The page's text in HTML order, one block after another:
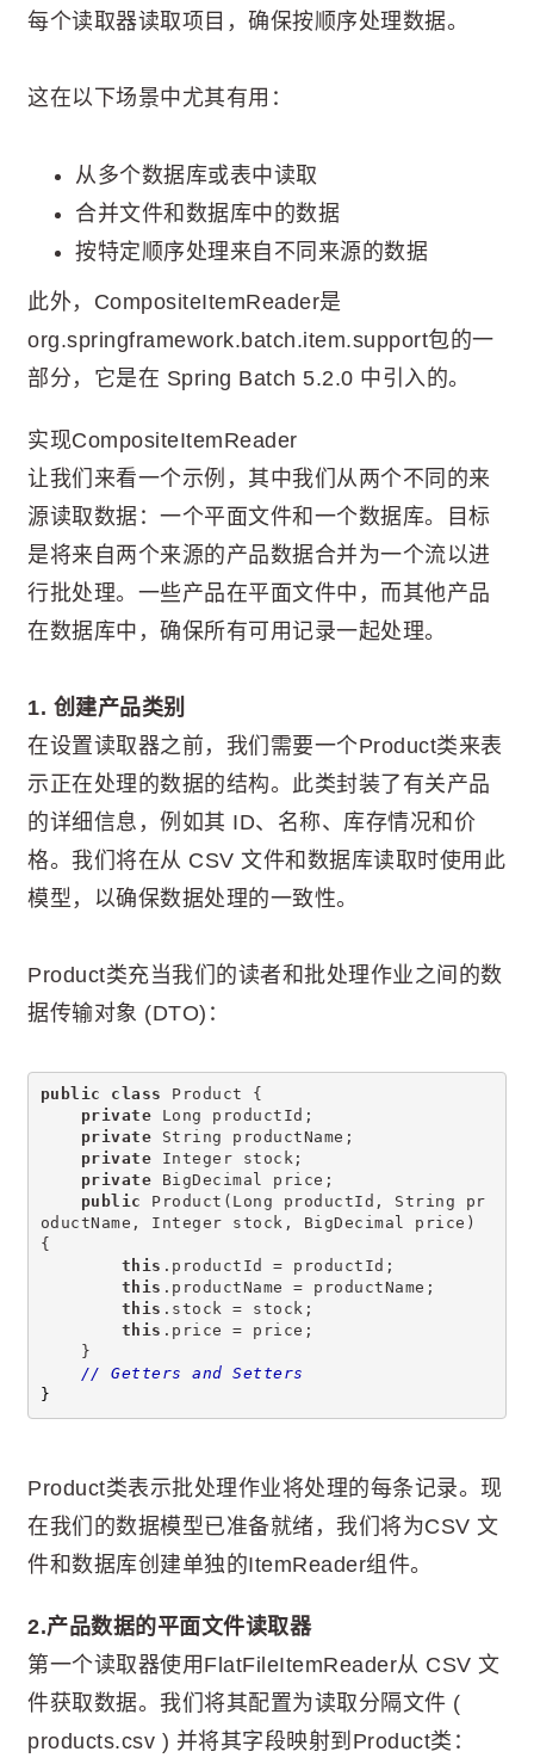
每个读取器读取项目，确保按顺序处理数据。
这在以下场景中尤其有用：
从多个数据库或表中读取
合并文件和数据库中的数据
按特定顺序处理来自不同来源的数据
此外，CompositeItemReader是
org.springframework.batch.item.support包的一
部分，它是在 Spring Batch 5.2.0 中引入的。
实现CompositeItemReader
让我们来看一个示例，其中我们从两个不同的来
源读取数据：一个平面文件和一个数据库。目标
是将来自两个来源的产品数据合并为一个流以进
行批处理。一些产品在平面文件中，而其他产品
在数据库中，确保所有可用记录一起处理。
1. 创建产品类别
在设置读取器之前，我们需要一个Product类来表
示正在处理的数据的结构。此类封装了有关产品
的详细信息，例如其 ID、名称、库存情况和价
格。我们将在从 CSV 文件和数据库读取时使用此
模型，以确保数据处理的一致性。
Product类充当我们的读者和批处理作业之间的数
据传输对象 (DTO)：
public class Product {
private Long productId;
private String productName;
private Integer stock;
private BigDecimal price;
public Product(Long productId, String pr
oductName, Integer stock, BigDecimal price)
{
this .productId = productId;
this .productName = productName;
this .stock = stock;
this .price = price;
}
// Getters and Setters
}
Product类表示批处理作业将处理的每条记录。现
在我们的数据模型已准备就绪，我们将为CSV 文
件和数据库创建单独的ItemReader组件。
2.产品数据的平面文件读取器
第一个读取器使用FlatFileItemReader从 CSV 文
件获取数据。我们将其配置为读取分隔文件 (
products.csv ) 并将其字段映射到Product类：